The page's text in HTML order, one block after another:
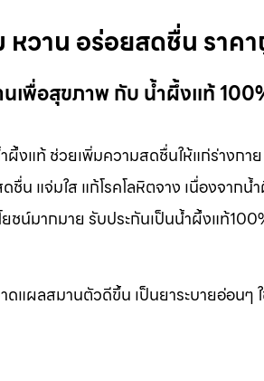
หวาน อร่อยสดชื่น ราค
นเพื่อสุขภาพ กับ น้ำผึ้งแท้
งแท้ ช่วยเพิ่มความสดชื่นให้แก่ร่างกา
ชื่น แจ่มใส แก้โรคโลหิตจาง เนื่องจากน้
ชน์มากมาย รับประกันเป็นน้ำผึ้งแท้
แผลสมานตัวดีขึ้น เป็นยาระบายอ่อนๆ